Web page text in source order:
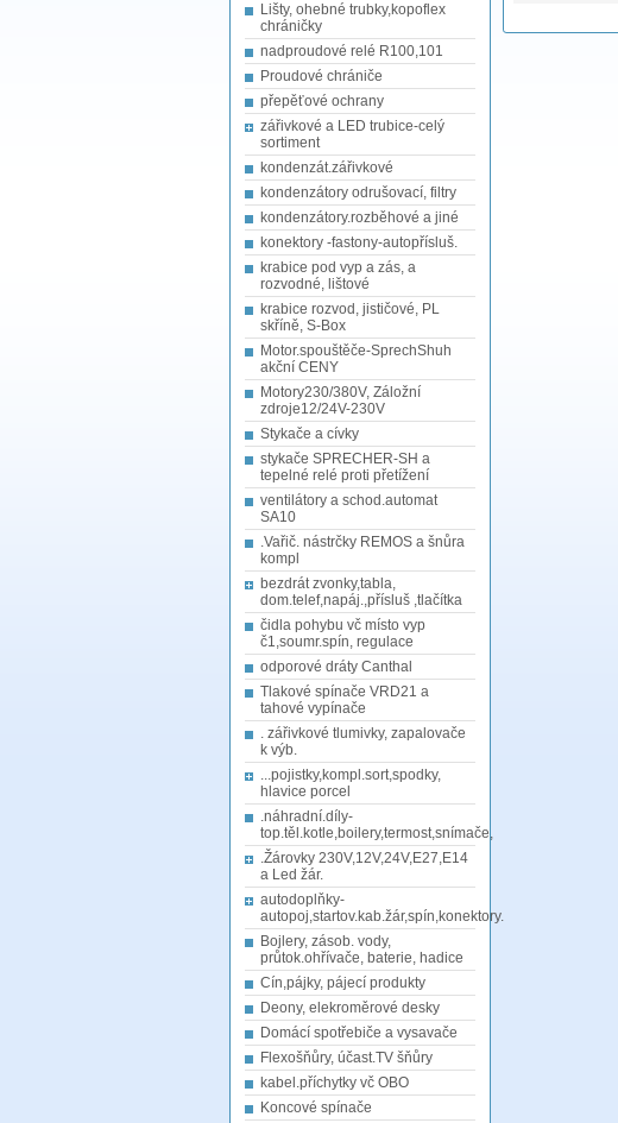
Lišty, ohebné trubky,kopoflex
chráničky
nadproudové relé R100,101
Proudové chrániče
přepěťové ochrany
zářivkové a LED trubice-celý
sortiment
kondenzát.zářivkové
kondenzátory odrušovací, filtry
kondenzátory.rozběhové a jiné
konektory -fastony-autopřísluš.
krabice pod vyp a zás, a
rozvodné, lištové
krabice rozvod, jističové, PL
skříně, S-Box
Motor.spouštěče-SprechShuh
akční CENY
Motory230/380V, Záložní
zdroje12/24V-230V
Stykače a cívky
stykače SPRECHER-SH a
tepelné relé proti přetížení
ventilátory a schod.automat
SA10
.Vařič. nástrčky REMOS a šnůra
kompl
bezdrát zvonky,tabla,
dom.telef,napáj.,přísluš ,tlačítka
čidla pohybu vč místo vyp
č1,soumr.spín, regulace
odporové dráty Canthal
Tlakové spínače VRD21 a
tahové vypínače
. zářivkové tlumivky, zapalovače
k výb.
...pojistky,kompl.sort,spodky,
hlavice porcel
.náhradní.díly-
top.těl.kotle,boilery,termost,snímače,
.Žárovky 230V,12V,24V,E27,E14
a Led žár.
autodoplňky-
autopoj,startov.kab.žár,spín,konektory.
Bojlery, zásob. vody,
průtok.ohřívače, baterie, hadice
Cín,pájky, pájecí produkty
Deony, elekroměrové desky
Domácí spotřebiče a vysavače
Flexošňůry, účast.TV šňůry
kabel.příchytky vč OBO
Koncové spínače